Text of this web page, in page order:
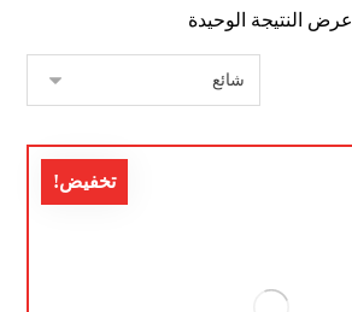
عرض النتيجة الوحيدة
تخفيض!